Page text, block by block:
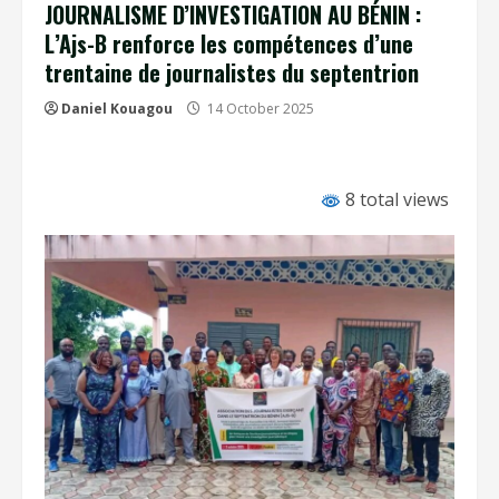
JOURNALISME D’INVESTIGATION AU BÉNIN :
L’Ajs-B renforce les compétences d’une
trentaine de journalistes du septentrion
Daniel Kouagou 14 October 2025
8 total views